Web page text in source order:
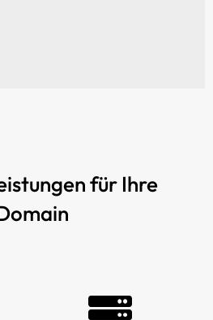
für Ihre